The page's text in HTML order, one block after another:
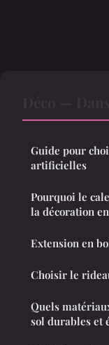
Guide pour
artificielles
Pourquoi le
la décoration
Extension en
Choisir le
Quels
sol durables et